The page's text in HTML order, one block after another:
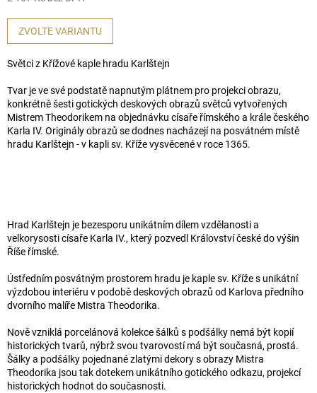
Měrná
cena:
ZVOLTE VARIANTU
Světci z Křížové kaple hradu Karlštejn
Tvar je ve své podstatě napnutým plátnem pro projekci obrazu,
konkrétně šesti gotických deskových obrazů světců vytvořených
Mistrem Theodorikem na objednávku císaře římského a krále českého
Karla IV. Originály obrazů se dodnes nacházejí na posvátném místě
hradu Karlštejn - v kapli sv. Kříže vysvěcené v roce 1365.
Hrad Karlštejn je bezesporu unikátním dílem vzdělanosti a
velkorysosti císaře Karla IV., který pozvedl Království české do výšin
Říše římské.
Ústředním posvátným prostorem hradu je kaple sv. Kříže s unikátní
výzdobou interiéru v podobě deskových obrazů od Karlova předního
dvorního malíře Mistra Theodorika.
Nově vzniklá porcelánová kolekce šálků s podšálky nemá být kopií
historických tvarů, nýbrž svou tvarovostí má být současná, prostá.
Šálky a podšálky pojednané zlatými dekory s obrazy Mistra
Theodorika jsou tak dotekem unikátního gotického odkazu, projekcí
historických hodnot do současnosti.